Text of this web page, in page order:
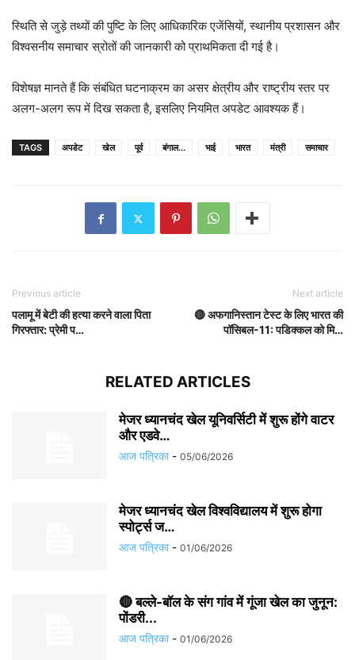
स्थिति से जुड़े तथ्यों की पुष्टि के लिए आधिकारिक एजेंसियों, स्थानीय प्रशासन और
विश्वसनीय समाचार स्रोतों की जानकारी को प्राथमिकता दी गई है।
विशेषज्ञ मानते हैं कि संबंधित घटनाक्रम का असर क्षेत्रीय और राष्ट्रीय स्तर पर
अलग-अलग रूप में दिख सकता है, इसलिए नियमित अपडेट आवश्यक हैं।
TAGS अपडेट खेल पूर्व बंगाल... भाई भारत मंत्री समाचार
Previous article
पलामू में बेटी की हत्या करने वाला पिता
गिरफ्तार: प्रेमी प…
Next article
🔴 अफगानिस्तान टेस्ट के लिए भारत की
पॉसिबल-11: पडिक्कल को मि…
RELATED ARTICLES
मेजर ध्यानचंद खेल यूनिवर्सिटी में शुरू होंगे वाटर
और एडवे…
आज पत्रिका - 05/06/2026
मेजर ध्यानचंद खेल विश्वविद्यालय में शुरू होगा
स्पोर्ट्स ज…
आज पत्रिका - 01/06/2026
🔴 बल्ले-बॉल के संग गांव में गूंजा खेल का जुनून:
पोंडरी...
आज पत्रिका - 01/06/2026